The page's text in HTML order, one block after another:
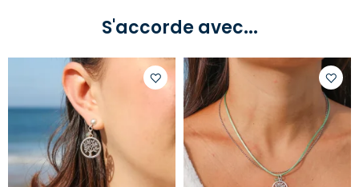
S'accorde avec...
Ajouter
votre
d'envies
à
votre